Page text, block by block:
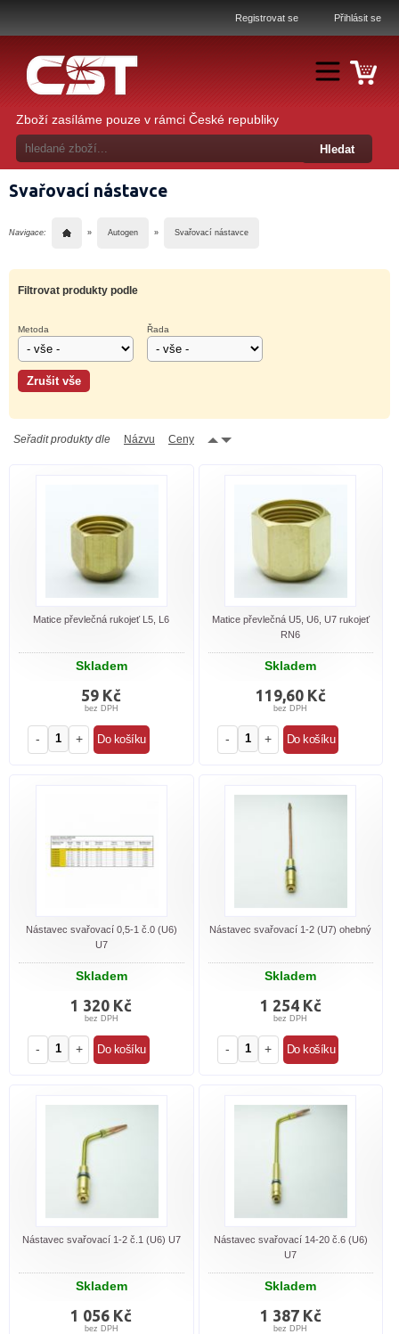
Registrovat se Přihlásit se
Zboží zasíláme pouze v rámci České republiky
Svařovací nástavce
Navigace: » Autogen » Svařovací nástavce
Filtrovat produkty podle
Metoda Řada
Seřadit produkty dle Názvu Ceny
Matice převlečná rukojeť L5, L6
Skladem
59 Kč
bez DPH
- +
Matice převlečná U5, U6, U7 rukojeť
RN6
Skladem
119,60 Kč
bez DPH
- +
Nástavec svařovací 0,5-1 č.0 (U6)
U7
Skladem
1 320 Kč
bez DPH
- +
Nástavec svařovací 1-2 (U7) ohebný
Skladem
1 254 Kč
bez DPH
- +
Nástavec svařovací 1-2 č.1 (U6) U7
Skladem
1 056 Kč
bez DPH
Nástavec svařovací 14-20 č.6 (U6)
U7
Skladem
1 387 Kč
bez DPH